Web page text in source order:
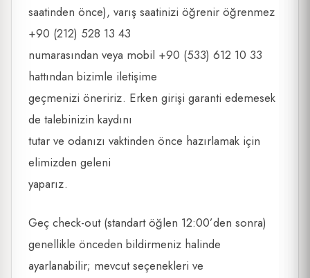
saatinden önce), varış saatinizi öğrenir öğrenmez
+90 (212) 528 13 43
numarasından veya mobil +90 (533) 612 10 33
hattından bizimle iletişime
geçmenizi öneririz. Erken girişi garanti edemesek
de talebinizin kaydını
tutar ve odanızı vaktinden önce hazırlamak için
elimizden geleni
yaparız.
Geç check-out (standart öğlen 12:00’den sonra)
genellikle önceden bildirmeniz halinde
ayarlanabilir; mevcut seçenekleri ve